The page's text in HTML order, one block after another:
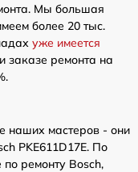
Мы большая
более 20 тыс.
уже имеется
заказе ремонта на
наших мастеров - они
PKE611D17E. По
ремонту Bosch,